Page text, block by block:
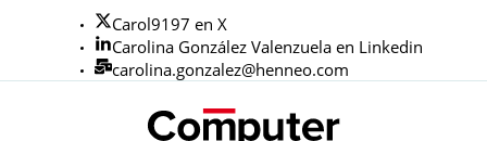
Carol9197 en X
Carolina González Valenzuela en Linkedin
carolina.gonzalez@henneo.com